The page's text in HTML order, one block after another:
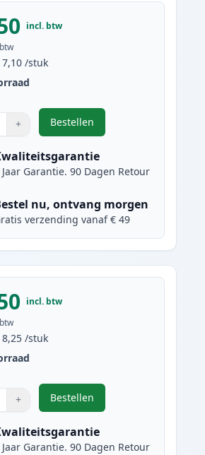
incl. btw
7,10 /stuk
knoppen om aan te passen
+ Bestellen
,5 stuks Canon PGI-525 &
Jaar Garantie. 90 Dagen Retour
nu, ontvang morgen
verzending vanaf € 49
incl. btw
8,25 /stuk
knoppen om aan te passen
+ Bestellen
,2 stuks Canon PGI-
Jaar Garantie. 90 Dagen Retour